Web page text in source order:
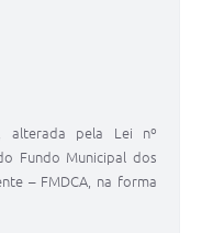
alterada pela Lei nº
Fundo Municipal dos
– FMDCA, na forma